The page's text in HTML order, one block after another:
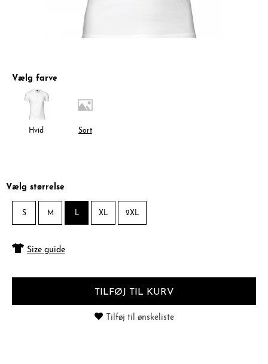
Vælg farve
Hvid Sort
Vælg størrelse
S M L XL 2XL
Size guide
TILFØJ TIL KURV
Tilføj til ønskeliste